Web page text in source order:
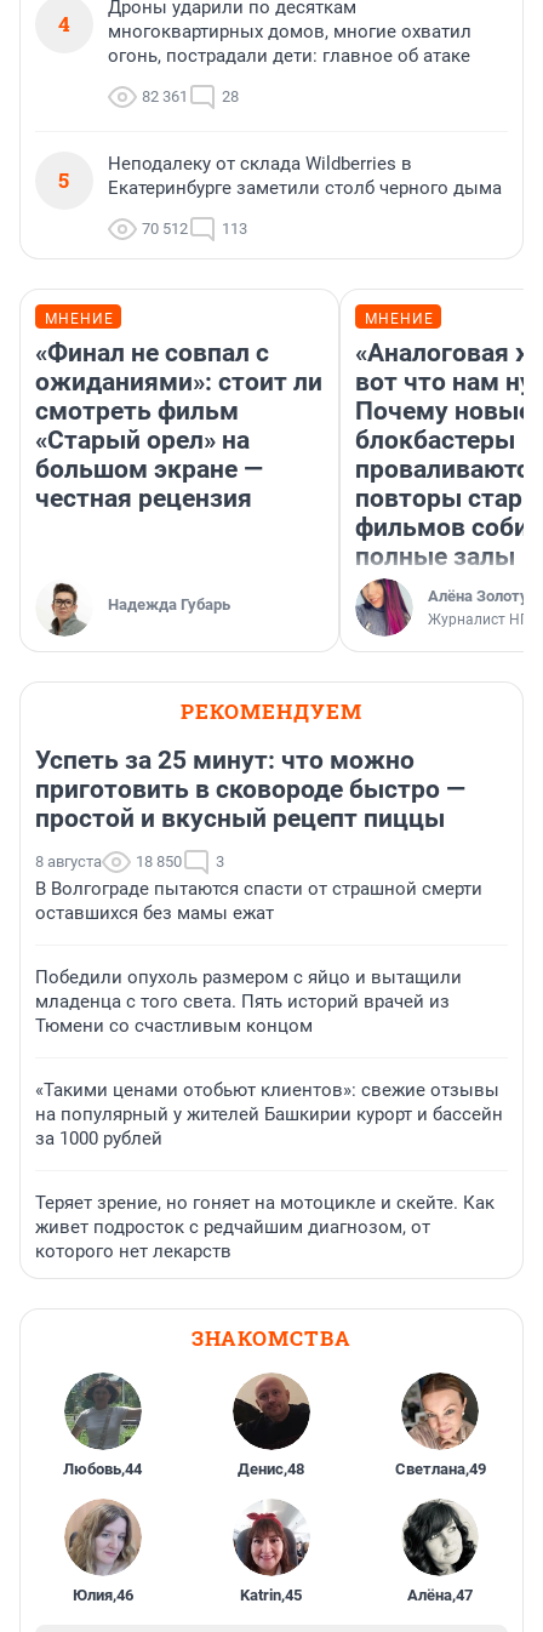
4
Дроны ударили по десяткам
многоквартирных домов, многие охватил
огонь, пострадали дети: главное об атаке
82 361 28
5
Неподалеку от склада Wildberries в
Екатеринбурге заметили столб черного дыма
70 512 113
МНЕНИЕ
«Финал не совпал с
ожиданиями»: стоит ли
смотреть фильм
«Старый орел» на
большом экране —
честная рецензия
Надежда Губарь
МНЕНИЕ
«Аналоговая
вот что нам
Почему новые
блокбастеры
повторы
фильмов
полные залы
Алёна
Журналист НГС
РЕКОМЕНДУЕМ
Успеть за 25 минут: что можно
приготовить в сковороде быстро —
простой и вкусный рецепт пиццы
8 августа 18 850 3
В Волгограде пытаются спасти от страшной смерти
оставшихся без мамы ежат
Победили опухоль размером с яйцо и вытащили
младенца с того света. Пять историй врачей из
Тюмени со счастливым концом
«Такими ценами отобьют клиентов»: свежие отзывы
на популярный у жителей Башкирии курорт и бассейн
за 1000 рублей
Теряет зрение, но гоняет на мотоцикле и скейте. Как
живет подросток с редчайшим диагнозом, от
которого нет лекарств
ЗНАКОМСТВА
Любовь,44 Денис,48 Светлана,49
Юлия,46 Katrin,45 Алёна,47